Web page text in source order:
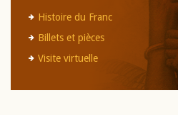
Histoire du Franc
Billets et pièces
Visite virtuelle